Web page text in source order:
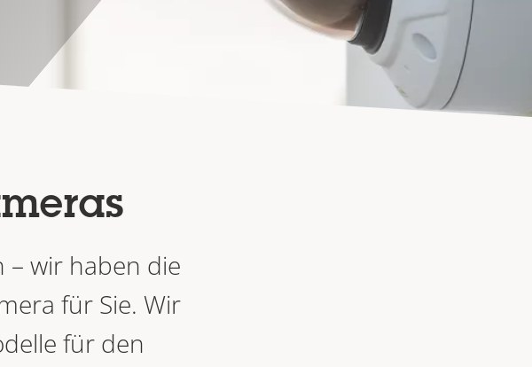
– wir haben die
für Sie. Wir
für den